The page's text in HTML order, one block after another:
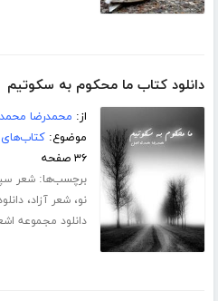
دانلود کتاب ما محکوم به سکوتیم
از: محمدرضا
موضوع:
۳۶ صفحه
برچسب‌ها:شعر
نو،شعر آزاد،
دانلود مجموعه